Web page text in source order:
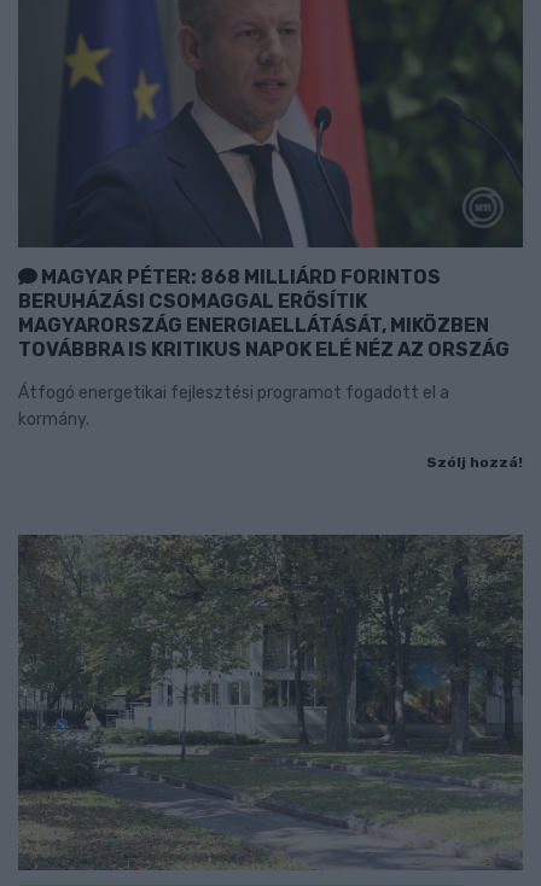
MAGYAR PÉTER: 868 MILLIÁRD FORINTOS
BERUHÁZÁSI CSOMAGGAL ERŐSÍTIK
MAGYARORSZÁG ENERGIAELLÁTÁSÁT, MIKÖZBEN
TOVÁBBRA IS KRITIKUS NAPOK ELÉ NÉZ AZ ORSZÁG
Átfogó energetikai fejlesztési programot fogadott el a
kormány.
Szólj hozzá!